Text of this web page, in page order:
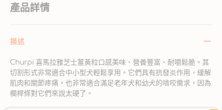
產品詳情
描述
Churpi 喜馬拉雅芝士薑黃粒口感美味、營養豐富、耐嚼鬆脆。其
切割形式非常適合中小型犬輕鬆享用。它們具有抗發炎作用，緩解
肌肉和關節疼痛。也非常適合滿足老年犬和幼犬的啃咬需求，因為
欄桿條對它們來說太硬了。